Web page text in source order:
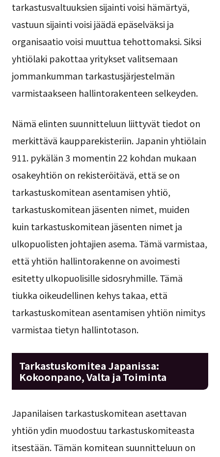
tarkastusvaltuuksien sijainti voisi hämärtyä,
vastuun sijainti voisi jäädä epäselväksi ja
organisaatio voisi muuttua tehottomaksi. Siksi
yhtiölaki pakottaa yritykset valitsemaan
jommankumman tarkastusjärjestelmän
varmistaakseen hallintorakenteen selkeyden.
Nämä elinten suunnitteluun liittyvät tiedot on
merkittävä kaupparekisteriin. Japanin yhtiölain
911. pykälän 3 momentin 22 kohdan mukaan
osakeyhtiön on rekisteröitävä, että se on
tarkastuskomitean asentamisen yhtiö,
tarkastuskomitean jäsenten nimet, muiden
kuin tarkastuskomitean jäsenten nimet ja
ulkopuolisten johtajien asema. Tämä varmistaa,
että yhtiön hallintorakenne on avoimesti
esitetty ulkopuolisille sidosryhmille. Tämä
tiukka oikeudellinen kehys takaa, että
tarkastuskomitean asentamisen yhtiön nimitys
varmistaa tietyn hallintotason.
Tarkastuskomitea Japanissa:
Kokoonpano, Valta ja Toiminta
Japanilaisen tarkastuskomitean asettavan
yhtiön ydin muodostuu tarkastuskomiteasta
itsestään. Tämän komitean suunnitteluun on